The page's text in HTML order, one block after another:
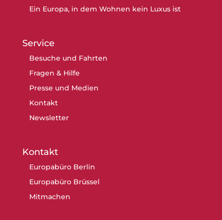
Ein Europa, in dem Wohnen kein Luxus ist
Service
Besuche und Fahrten
Fragen & Hilfe
Presse und Medien
Kontakt
Newsletter
Kontakt
Europabüro Berlin
Europabüro Brüssel
Mitmachen